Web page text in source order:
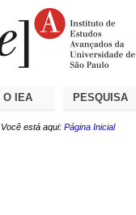
O IEA PESQUISA
Você está aqui: Página Inicial